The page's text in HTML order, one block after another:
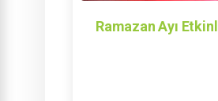
Ramazan Ayı